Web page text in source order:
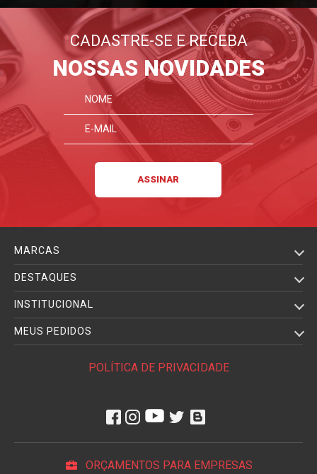
CADASTRE-SE E RECEBA
NOSSAS NOVIDADES
MARCAS
DESTAQUES
INSTITUCIONAL
MEUS PEDIDOS
POLÍTICA DE PRIVACIDADE
ORÇAMENTOS PARA EMPRESAS